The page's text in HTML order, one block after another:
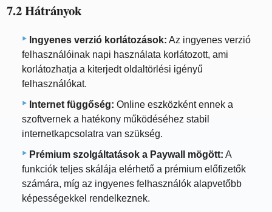
7.2 Hátrányok
Ingyenes verzió korlátozások: Az ingyenes verzió
felhasználóinak napi használata korlátozott, ami
korlátozhatja a kiterjedt oldaltörlési igényű
felhasználókat.
Internet függőség: Online eszközként ennek a
szoftvernek a hatékony működéséhez stabil
internetkapcsolatra van szükség.
Prémium szolgáltatások a Paywall mögött: A
funkciók teljes skálája elérhető a prémium előfizetők
számára, míg az ingyenes felhasználók alapvetőbb
képességekkel rendelkeznek.